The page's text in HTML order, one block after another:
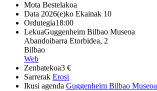
Mota Bestelakoa
Data 2026(e)ko Ekainak 10
Ordutegia18:00
LekuaGuggenheim Bilbao Museoa
Abandoibarra Etorbidea, 2
Bilbao
Web
Zenbatekoa3 €
Sarrerak Erosi
Ikusi agenda Guggenheim Bilbao Museoa